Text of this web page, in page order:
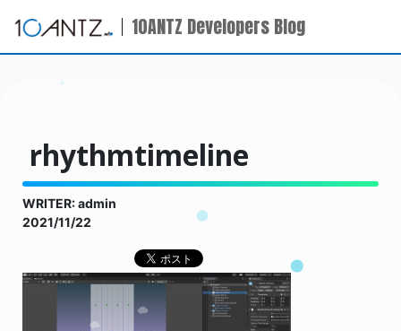
10ANTZ Developers Blog
rhythmtimeline
WRITER: admin
2021/11/22